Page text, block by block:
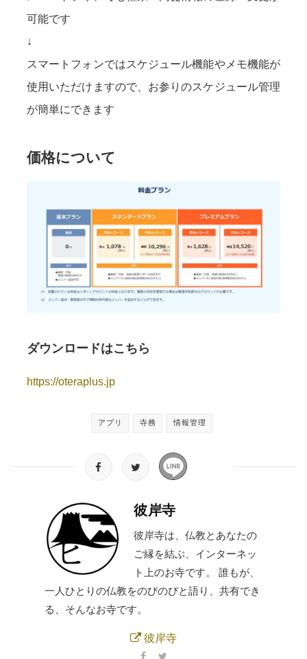
可能です
↓
スマートフォンではスケジュール機能やメモ機能が
使用いただけますので、お参りのスケジュール管理
が簡単にできます
価格について
ダウンロードはこちら
https://oteraplus.jp
アプリ 寺務 情報管理
彼岸寺
彼岸寺は、仏教とあなたの
ご縁を結ぶ、インターネッ
ト上のお寺です。 誰もが、
一人ひとりの仏教をのびのびと語り、共有でき
る、そんなお寺です。
彼岸寺